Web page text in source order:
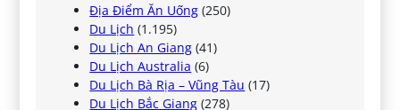
Địa Điểm Ăn Uống (250)
Du Lịch (1.195)
Du Lịch An Giang (41)
Du Lịch Australia (6)
Du Lịch Bà Rịa – Vũng Tàu (17)
Du Lịch Bắc Giang (278)